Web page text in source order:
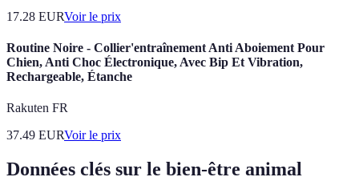
17.28 EURVoir le prix
Routine Noire - Collier'entraînement Anti Aboiement Pour
Chien, Anti Choc Électronique, Avec Bip Et Vibration,
Rechargeable, Étanche
Rakuten FR
37.49 EURVoir le prix
Données clés sur le bien-être animal